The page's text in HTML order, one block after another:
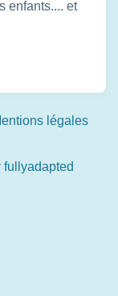
enfants.... et
légales
fullyadapted